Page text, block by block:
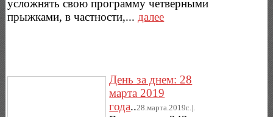
усложнять свою программу четверными
прыжками, в частности,... далее
День за днем: 28
марта 2019
года..28.марта.2019г..|.